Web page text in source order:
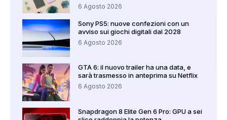
6 Agosto 2026
Sony PS5: nuove confezioni con un
avviso sui giochi digitali dal 2028
6 Agosto 2026
GTA 6: il nuovo trailer ha una data, e
sarà trasmesso in anteprima su Netflix
6 Agosto 2026
Snapdragon 8 Elite Gen 6 Pro: GPU a sei